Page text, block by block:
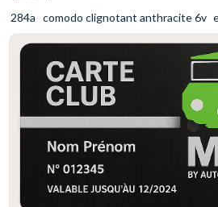
284a comodo clignotant anthracite 6v